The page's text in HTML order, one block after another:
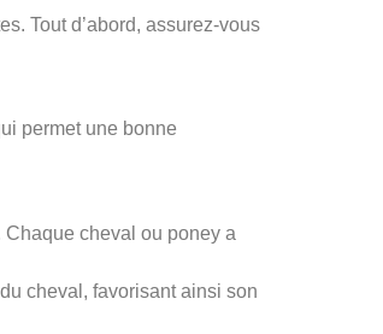
Tout d’abord, assurez-vous
permet une bonne
cheval ou poney a
cheval, favorisant ainsi son